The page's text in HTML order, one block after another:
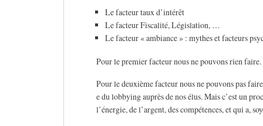
Le facteur taux d’intérêt
Le facteur Fiscalité, Législation, …
Le facteur « ambiance » : mythes et facteurs
Pour le premier facteur nous ne pouvons rien faire.
Pour le deuxième facteur nous ne pouvons pas
e du lobbying auprès de nos élus. Mais c’est un
l’énergie, de l’argent, des compétences, et qui a,